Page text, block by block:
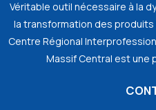
Véritable outil nécessaire à la
la transformation des produits
Centre Régional
Massif Central est une